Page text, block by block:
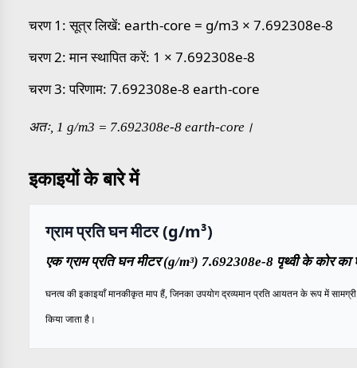
चरण 1: सूत्र लिखें: earth-core = g/m3 × 7.692308e-8
चरण 2: मान स्थापित करें: 1 × 7.692308e-8
चरण 3: परिणाम: 7.692308e-8 earth-core
अतः, 1 g/m3 = 7.692308e-8 earth-core।
इकाइयों के बारे में
ग्राम प्रति घन मीटर (g/m³)
एक ग्राम प्रति घन मीटर (g/m³) 7.692308e-8 पृथ्वी के कोर का
घनत्व की इकाइयाँ मानकीकृत माप हैं, जिनका उपयोग द्रव्यमान प्रति आयतन के रूप में
किया जाता है।